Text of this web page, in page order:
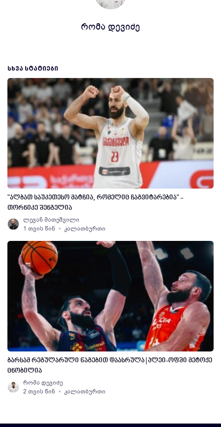
რომა დევიძე
ᲡᲮᲕᲐ ᲡᲢᲐᲢᲘᲔᲑᲘ
"ალბათ საუკეთესო მატჩია, რომელიც ჩაგვიტარებია" -
თორნიკე შენგელია
ლევან მათეშვილი
1 თვის წინ
კალათბურთი
ბარსამ რეგულარული წაგებით დაასრულა | პლეი-ოფში მეტოქე
ცნობილია
რომა დევიძე
2 თვის წინ
კალათბურთი